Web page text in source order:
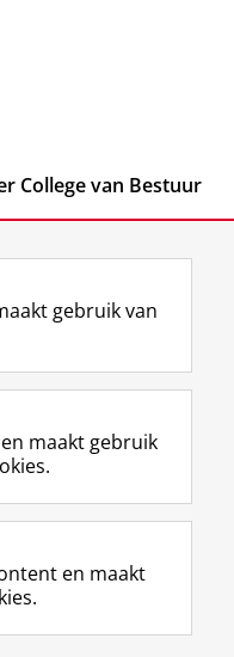
College van Bestuur
L
i
k
e
I
-
p
g
R
S
-
f
e
R
k
I
n
t
r
m
c
Y
o
T
e
k
a
gebruik van
maakt gebruik
en maakt